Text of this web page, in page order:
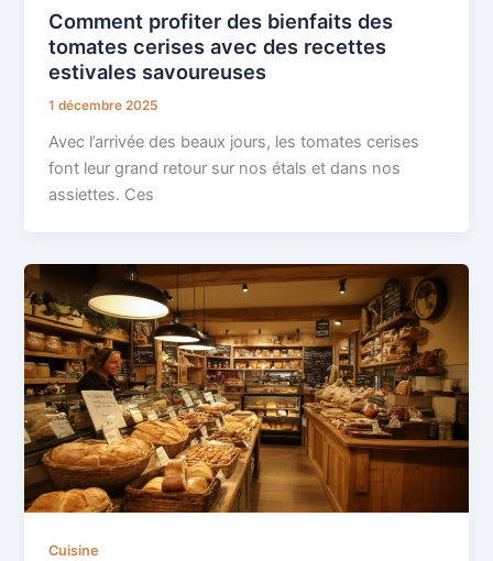
Comment profiter des bienfaits des
tomates cerises avec des recettes
estivales savoureuses
1 décembre 2025
Avec l’arrivée des beaux jours, les tomates cerises
font leur grand retour sur nos étals et dans nos
assiettes. Ces
Cuisine